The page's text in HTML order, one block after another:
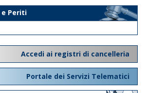
e Periti
Accedi ai registri di cancelleria
Portale dei Servizi Telematici